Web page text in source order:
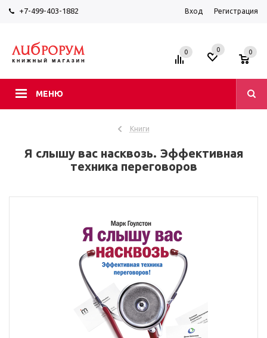
+7-499-403-1882 Вход Регистрация
МЕНЮ
0 0 0
Книги
Я слышу вас насквозь. Эффективная
техника переговоров